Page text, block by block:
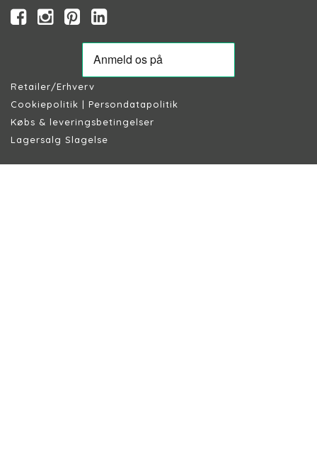
Retailer/Erhverv
Cookiepolitik | Persondatapolitik
Købs & leveringsbetingelser
Lagersalg Slagelse